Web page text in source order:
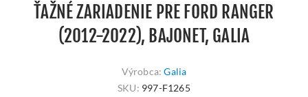
ŤAŽNÉ ZARIADENIE PRE FORD RANGER
(2012-2022), BAJONET, GALIA
Výrobca: Galia
SKU: 997-F1265